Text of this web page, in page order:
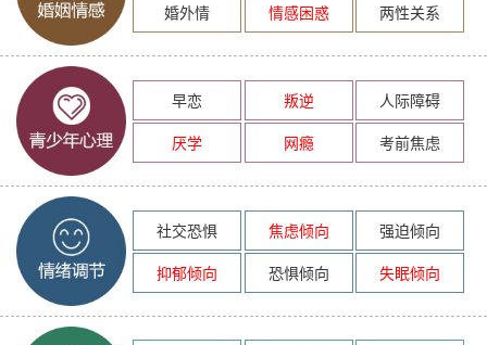
婚外情
情感困惑 两性关系
早恋 叛逆
人际障碍
厌学
网瘾 考前焦虑
社交恐惧 焦虑倾向
强迫倾向
抑郁倾向
恐惧倾向 失眠倾向